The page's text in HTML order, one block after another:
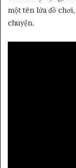
một tên lửa đồ
chuyện.